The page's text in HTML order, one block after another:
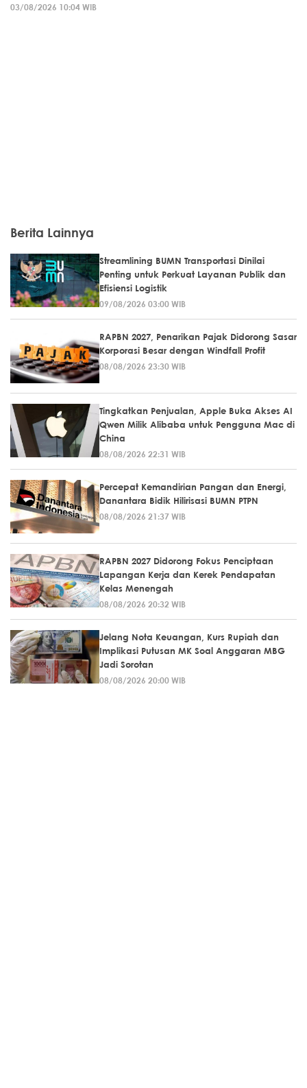
03/08/2026 10:04 WIB
Berita Lainnya
Streamlining BUMN Transportasi Dinilai
Penting untuk Perkuat Layanan Publik dan
Efisiensi Logistik
09/08/2026 03:00 WIB
RAPBN 2027, Penarikan Pajak Didorong Sasar
Korporasi Besar dengan Windfall Profit
08/08/2026 23:30 WIB
Tingkatkan Penjualan, Apple Buka Akses AI
Qwen Milik Alibaba untuk Pengguna Mac di
China
08/08/2026 22:31 WIB
Percepat Kemandirian Pangan dan Energi,
Danantara Bidik Hilirisasi BUMN PTPN
08/08/2026 21:37 WIB
RAPBN 2027 Didorong Fokus Penciptaan
Lapangan Kerja dan Kerek Pendapatan
Kelas Menengah
08/08/2026 20:32 WIB
Jelang Nota Keuangan, Kurs Rupiah dan
Implikasi Putusan MK Soal Anggaran MBG
Jadi Sorotan
08/08/2026 20:00 WIB